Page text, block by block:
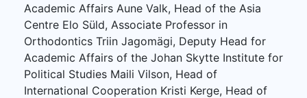
Academic Affairs Aune Valk, Head of the Asia
Centre Elo Süld, Associate Professor in
Orthodontics Triin Jagomägi, Deputy Head for
Academic Affairs of the Johan Skytte Institute for
Political Studies Maili Vilson, Head of
International Cooperation Kristi Kerge, Head of